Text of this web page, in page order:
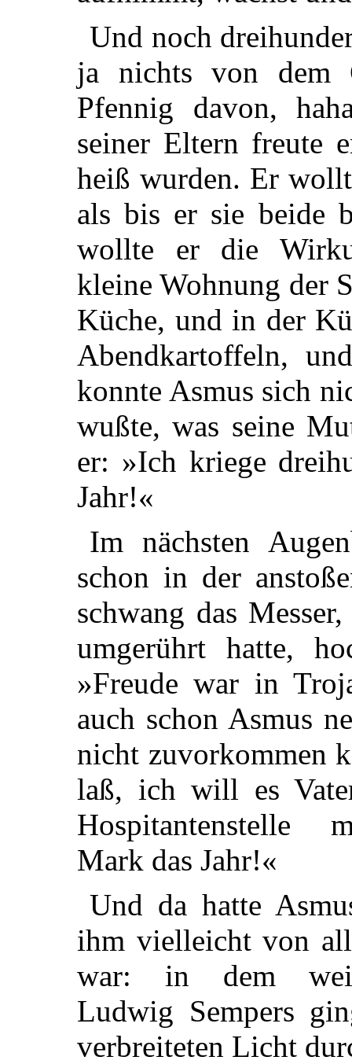
Und noch
ja nichts von dem
Pfennig davon,
seiner Eltern freute
heiß wurden. Er
als bis er sie beide
wollte er die
kleine Wohnung der
Küche, und in der
Abendkartoffeln,
konnte Asmus sich
wußte, was seine
er: »Ich kriege
Jahr!«
Im nächsten
schon in der
schwang das
umgerührt hatte,
»Freude war in
auch schon Asmus
nicht zuvorkommen
laß, ich will es
Hospitantenstelle
Mark das Jahr!«
Und da hatte
ihm vielleicht von
war: in dem
Ludwig Sempers
verbreiteten Licht